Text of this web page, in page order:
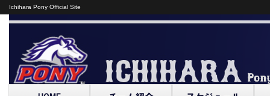
Ichihara Pony Official Site